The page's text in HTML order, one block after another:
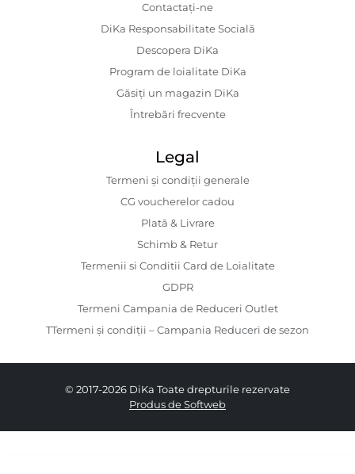
Contactaţi-ne
DiKa Responsabilitate Socială
Descopera DiKa
Program de loialitate DiKa
Găsiți un magazin DiKa
Întrebări frecvente
Legal
Termeni și condiții generale
CG voucherelor cadou
Plată & Livrare
Schimb & Retur
Termenii si Conditii Card de Loialitate
GDPR
Termeni Campania de Reduceri Outlet
TTermeni și condiții – Campania Reduceri de sezon
© 2017-2026 DiKa Toate drepturile rezervate
Produs de Softweb